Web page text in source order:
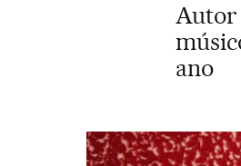
Autor
ano